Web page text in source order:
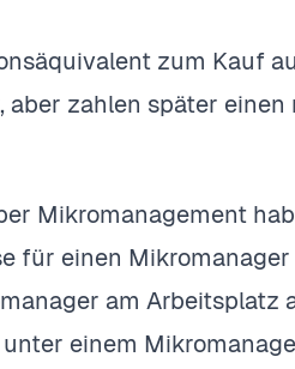
zum Kauf
zahlen später einen
Mikromanagement
für einen
am Arbeitsplatz
einem